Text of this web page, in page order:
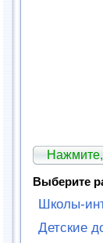
Выберите
Школы-
Детские